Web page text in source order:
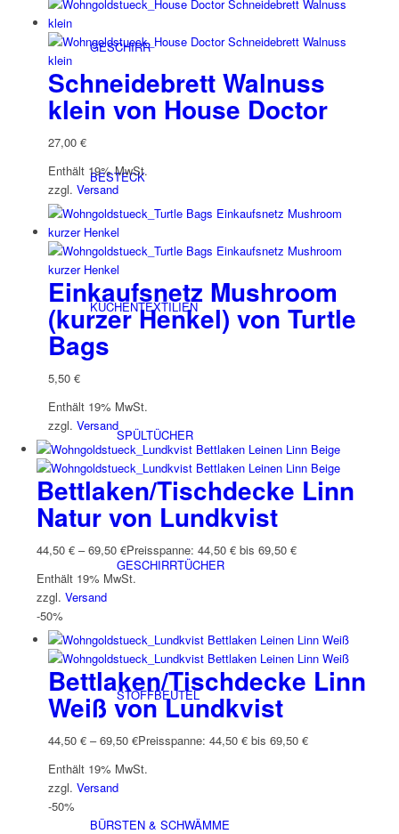
GESCHIRR
BESTECK
KÜCHENTEXTILIEN
SPÜLTÜCHER
GESCHIRRTÜCHER
STOFFBEUTEL
BÜRSTEN & SCHWÄMME
Schneidebrett Walnuss
klein von House Doctor
27,00 €
Enthält 19% MwSt.
zzgl. Versand
Einkaufsnetz Mushroom
(kurzer Henkel) von Turtle
Bags
5,50 €
Enthält 19% MwSt.
zzgl. Versand
Bettlaken/Tischdecke Linn
Natur von Lundkvist
44,50 € –69,50 €Preisspanne: 44,50 € bis 69,50 €
Enthält 19% MwSt.
zzgl. Versand
-50%
Bettlaken/Tischdecke Linn
Weiß von Lundkvist
44,50 € –69,50 €Preisspanne: 44,50 € bis 69,50 €
Enthält 19% MwSt.
zzgl. Versand
-50%